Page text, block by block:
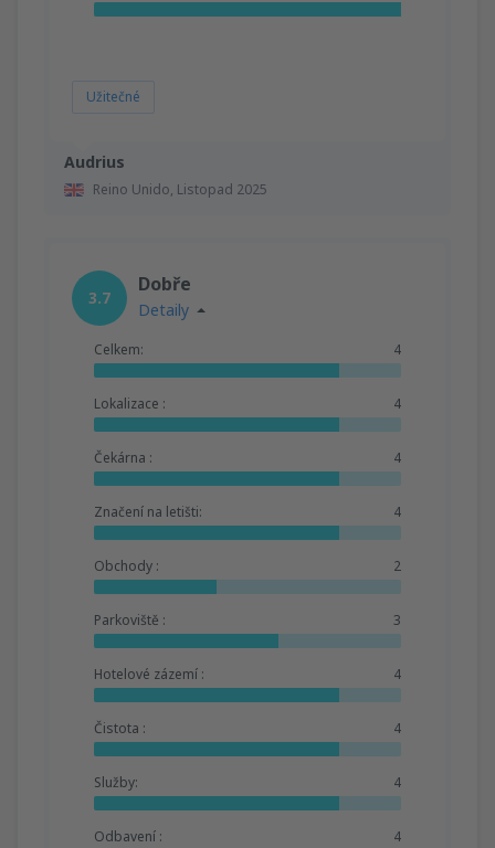
Audrius
Reino Unido, Listopad 2025
Užitečné
3.7
Dobře
Detaily
Celkem: 4
Lokalizace : 4
Čekárna : 4
Značení na letišti: 4
Obchody : 2
Parkoviště : 3
Hotelové zázemí : 4
Čistota : 4
Služby: 4
Odbavení : 4